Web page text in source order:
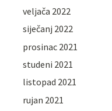
veljača 2022
siječanj 2022
prosinac 2021
studeni 2021
listopad 2021
rujan 2021